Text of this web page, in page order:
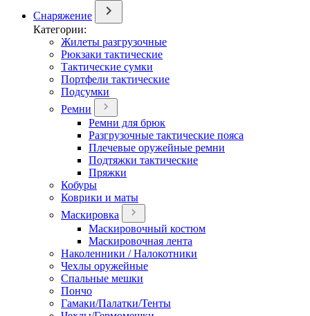
Снаряжение
Категории:
Жилеты разгрузочные
Рюкзаки тактические
Тактические сумки
Портфели тактические
Подсумки
Ремни
Ремни для брюк
Разгрузочные тактические пояса
Плечевые оружейные ремни
Подтяжки тактические
Пряжки
Кобуры
Коврики и маты
Маскировка
Маскировочный костюм
Маскировочная лента
Наколенники / Налокотники
Чехлы оружейные
Спальные мешки
Пончо
Гамаки/Палатки/Тенты